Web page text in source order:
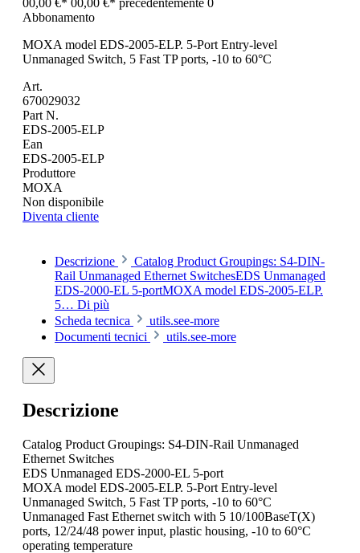
Abbonamento
MOXA model EDS-2005-ELP. 5-Port Entry-level
Unmanaged Switch, 5 Fast TP ports, -10 to 60°C
Art.
670029032
Part N.
EDS-2005-ELP
Ean
EDS-2005-ELP
Produttore
MOXA
Non disponibile
Diventa cliente
Descrizione
Catalog Product Groupings: S4-DIN-
Rail Unmanaged Ethernet SwitchesEDS Unmanaged
EDS-2000-EL 5-portMOXA model EDS-2005-ELP.
5… Di più
Scheda tecnica
utils.see-more
Documenti tecnici
utils.see-more
Descrizione
Catalog Product Groupings: S4-DIN-Rail Unmanaged
Ethernet Switches
EDS Unmanaged EDS-2000-EL 5-port
MOXA model EDS-2005-ELP. 5-Port Entry-level
Unmanaged Switch, 5 Fast TP ports, -10 to 60°C
Unmanaged Fast Ethernet switch with 5 10/100BaseT(X)
ports, 12/24/48 power input, plastic housing, -10 to 60°C
operating temperature